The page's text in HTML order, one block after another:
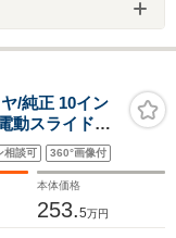
/純正 10イン
動スライドド
ーモニター/車
ー 前後
相談可 360°画像付
本体価格
253.5万円